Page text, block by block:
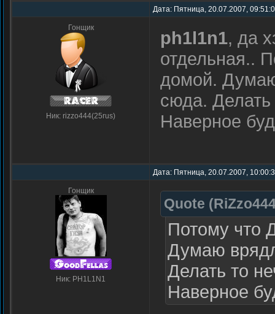
Дата: Пятница, 20.07.2007,
Гонщик
Ник: rizzo444(25rus)
ph1l1n1, да
отдельная..
домой.
сюда. Делать
Наверное
Дата: Пятница, 20.07.2007,
Гонщик
Ник: PH1L1N1
Quote (
Потому что
Думаю
Делать то
Наверное